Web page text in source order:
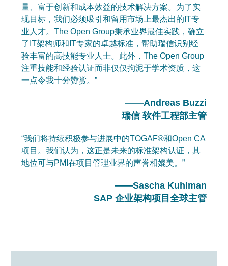
量、富于创新和成本效益的技术解决方案。为了实
现目标，我们必须吸引和留用市场上最杰出的IT专
业人才。The Open Group秉承业界最佳实践，确立
了IT架构师和IT专家的卓越标准，帮助瑞信识别经
验丰富的高技能专业人士。此外，The Open Group
注重技能和经验认证而非仅仅拘泥于学术资质，这
一点令我十分赞赏。”
——Andreas Buzzi
瑞信 软件工程部主管
“我们将持续积极参与进展中的TOGAF®和Open CA
项目。我们认为，这正是未来的标准架构认证，其
地位可与PMI在项目管理业界的声誉相媲美。”
——Sascha Kuhlman
SAP 企业架构项目全球主管